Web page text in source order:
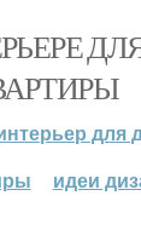
для
идеи